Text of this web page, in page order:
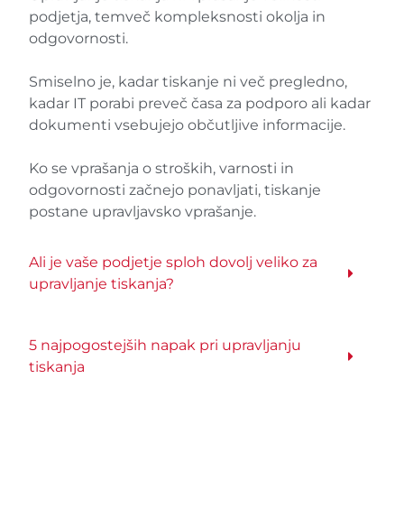
podjetja, temveč kompleksnosti okolja in
odgovornosti.
Smiselno je, kadar tiskanje ni več pregledno,
kadar IT porabi preveč časa za podporo ali kadar
dokumenti vsebujejo občutljive informacije.
Ko se vprašanja o stroških, varnosti in
odgovornosti začnejo ponavljati, tiskanje
postane upravljavsko vprašanje.
Ali je vaše podjetje sploh dovolj veliko za
upravljanje tiskanja?
5 najpogostejših napak pri upravljanju
tiskanja